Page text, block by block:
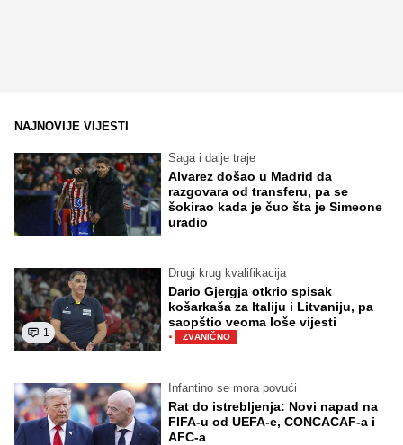
NAJNOVIJE VIJESTI
Saga i dalje traje
Alvarez došao u Madrid da
razgovara od transferu, pa se
šokirao kada je čuo šta je Simeone
uradio
1
Drugi krug kvalifikacija
Dario Gjergja otkrio spisak
košarkaša za Italiju i Litvaniju, pa
saopštio veoma loše vijesti
· ZVANIČNO
Infantino se mora povući
Rat do istrebljenja: Novi napad na
FIFA-u od UEFA-e, CONCACAF-a i
AFC-a